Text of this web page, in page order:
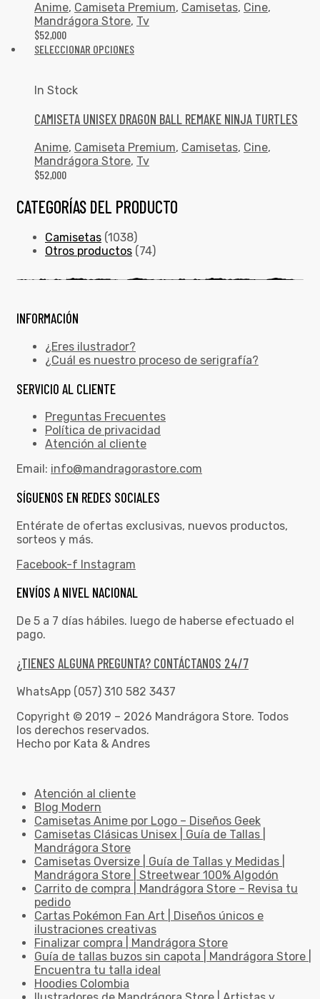
Anime, Camiseta Premium, Camisetas, Cine,
Mandrágora Store, Tv
$52,000
SELECCIONAR OPCIONES
In Stock
CAMISETA UNISEX DRAGON BALL REMAKE NINJA TURTLES
Anime, Camiseta Premium, Camisetas, Cine,
Mandrágora Store, Tv
$52,000
CATEGORÍAS DEL PRODUCTO
Camisetas (1038)
Otros productos (74)
INFORMACIÓN
¿Eres ilustrador?
¿Cuál es nuestro proceso de serigrafía?
SERVICIO AL CLIENTE
Preguntas Frecuentes
Política de privacidad
Atención al cliente
Email: info@mandragorastore.com
SÍGUENOS EN REDES SOCIALES
Entérate de ofertas exclusivas, nuevos productos,
sorteos y más.
Facebook-f Instagram
ENVÍOS A NIVEL NACIONAL
De 5 a 7 días hábiles. luego de haberse efectuado el
pago.
¿TIENES ALGUNA PREGUNTA? CONTÁCTANOS 24/7
WhatsApp (057) 310 582 3437
Copyright © 2019 – 2026 Mandrágora Store. Todos
los derechos reservados.
Hecho por Kata & Andres
Atención al cliente
Blog Modern
Camisetas Anime por Logo – Diseños Geek
Camisetas Clásicas Unisex | Guía de Tallas |
Mandrágora Store
Camisetas Oversize | Guía de Tallas y Medidas |
Mandrágora Store | Streetwear 100% Algodón
Carrito de compra | Mandrágora Store – Revisa tu
pedido
Cartas Pokémon Fan Art | Diseños únicos e
ilustraciones creativas
Finalizar compra | Mandrágora Store
Guía de tallas buzos sin capota | Mandrágora Store |
Encuentra tu talla ideal
Hoodies Colombia